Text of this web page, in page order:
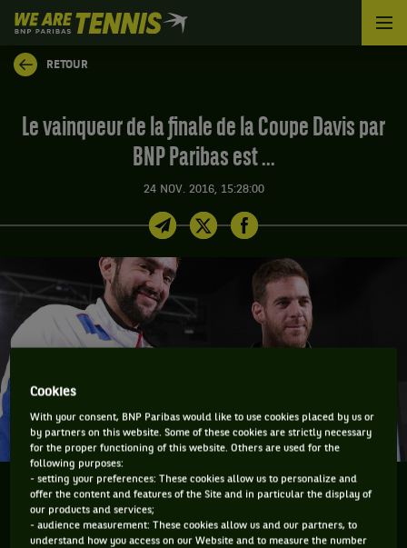
We
are
Tennis
by
Accueil
RETOUR
Le vainqueur de la finale de la Coupe Davis par
BNP Paribas est ...
24 NOV. 2016, 15:28:00
A partir de demain, se disputera, à Zagreb (Croatie)
la finale de La Coupe Davis par BNP Paribas entre la
Croatie et l'Argentine. Il s'agira d'une rencontre très
Cookies
With your consent, BNP Paribas would like to use cookies placed by us or
by partners on this website. Some of these cookies are strictly necessary
for the proper functioning of this website. Others are used for the
following purposes:
- setting your preferences: These cookies allow us to personalize and
offer the content and features of the Site and in particular the display of
our products and services;
- audience measurement: These cookies allow us and our partners, to
understand how you access on our Website and to measure the number